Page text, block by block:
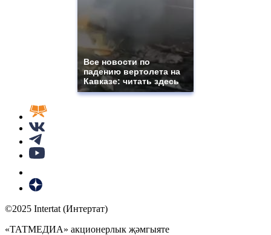
Все новости по
падению вертолета на
Кавказе: читать здесь
©2025 Intertat (Интертат)
«ТАТМЕДИА» акционерлык җәмгыяте